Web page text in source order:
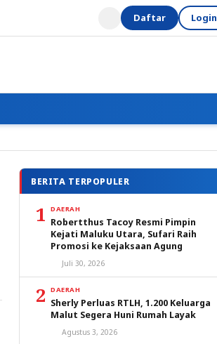
Daftar Login
BERITA TERPOPULER
1 DAERAH
Robertthus Tacoy Resmi Pimpin
Kejati Maluku Utara, Sufari Raih
Promosi ke Kejaksaan Agung
Juli 30, 2026
2 DAERAH
Sherly Perluas RTLH, 1.200 Keluarga
Malut Segera Huni Rumah Layak
Agustus 3, 2026